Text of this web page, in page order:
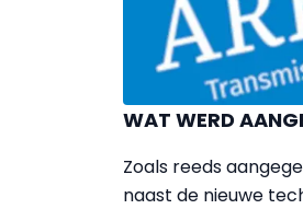
WAT WERD
Zoals reeds
naast de nieuwe